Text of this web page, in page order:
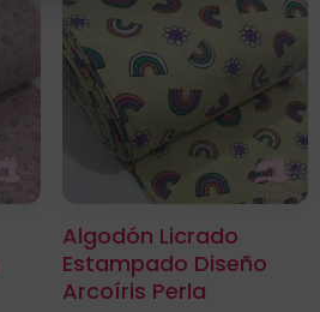
Algodón Licrado
Estampado Diseño
Arcoíris Perla